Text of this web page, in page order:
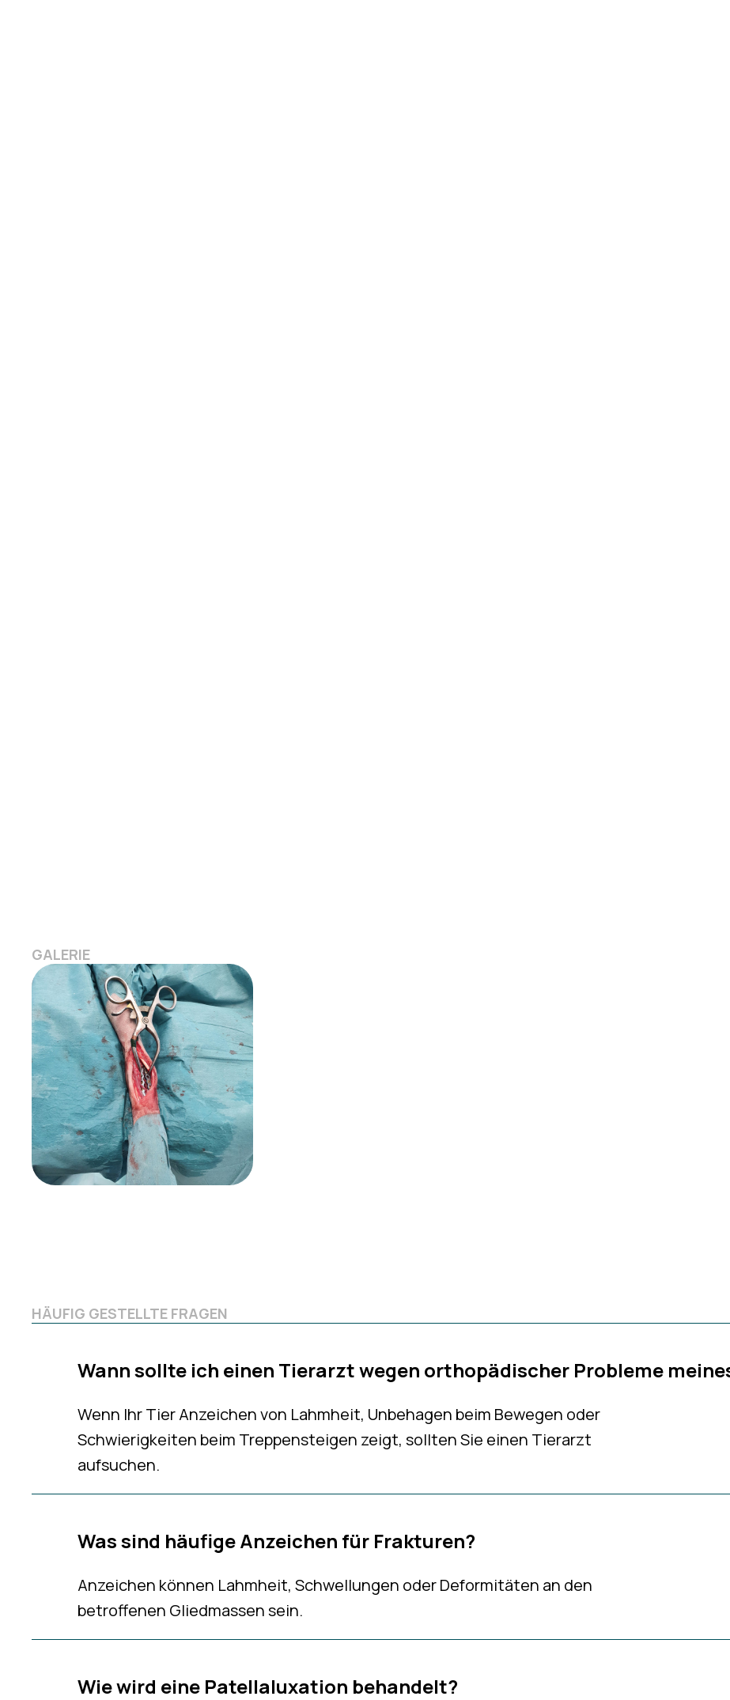
GALERIE
HÄUFIG GESTELLTE FRAGEN
Wann sollte ich einen Tierarzt wegen orthopädischer Probleme
Wenn Ihr Tier Anzeichen von Lahmheit, Unbehagen beim Bewegen oder
Schwierigkeiten beim Treppensteigen zeigt, sollten Sie einen Tierarzt
aufsuchen.
Was sind häufige Anzeichen für Frakturen?
Anzeichen können Lahmheit, Schwellungen oder Deformitäten an den
betroffenen Gliedmassen sein.
Wie wird eine Patellaluxation behandelt?